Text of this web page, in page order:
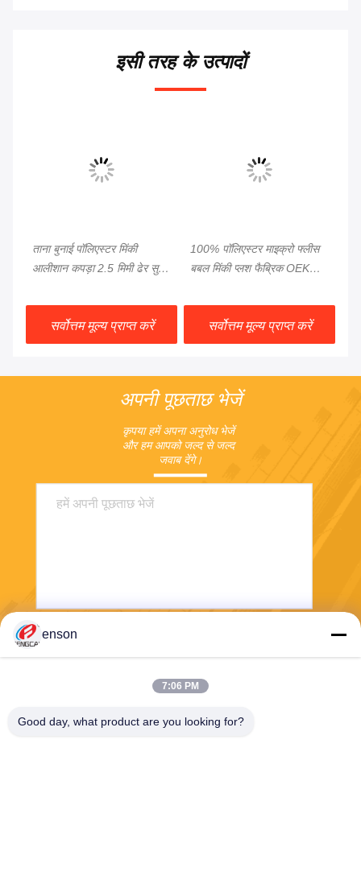
इसी तरह के उत्पादों
ताना बुनाई पॉलिएस्टर मिंकी
आलीशान कपड़ा 2.5 मिमी ढेर सुपर
सर्वोत्तम मूल्य प्राप्त करें
100% पॉलिएस्टर माइक्रो फ्लीस
बबल मिंकी प्लश फैब्रिक OEKO
सर्वोत्तम मूल्य प्राप्त करें
अपनी पूछताछ भेजें
कृपया हमें अपना अनुरोध भेजें
और हम आपको जल्द से जल्द
जवाब देंगे।
enson
7:06 PM
Good day, what product are you looking for?